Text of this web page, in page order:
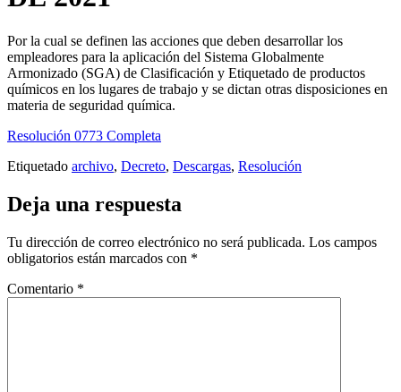
Por la cual se definen las acciones que deben desarrollar los
empleadores para la aplicación del Sistema Globalmente
Armonizado (SGA) de Clasificación y Etiquetado de productos
químicos en los lugares de trabajo y se dictan otras disposiciones en
materia de seguridad química.
Resolución 0773 Completa
Etiquetado archivo, Decreto, Descargas, Resolución
Deja una respuesta
Tu dirección de correo electrónico no será publicada. Los campos
obligatorios están marcados con *
Comentario *